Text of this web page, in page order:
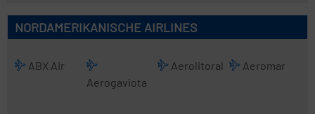
NORDAMERIKANISCHE AIRLINES
ABX Air
Aerogaviota
Aerolitoral Aeromar